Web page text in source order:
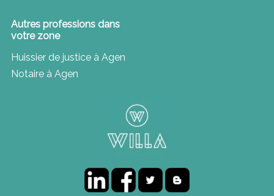
Autres professions dans
votre zone
Huissier de justice à Agen
Notaire à Agen